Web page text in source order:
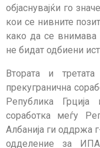
објаснувајќи го
кои се нивните
како да се внимава
не бидат одбиени
Втората и
прекугранична
Република Грција
соработка меѓу
Албанија ги оддржа
одделение за